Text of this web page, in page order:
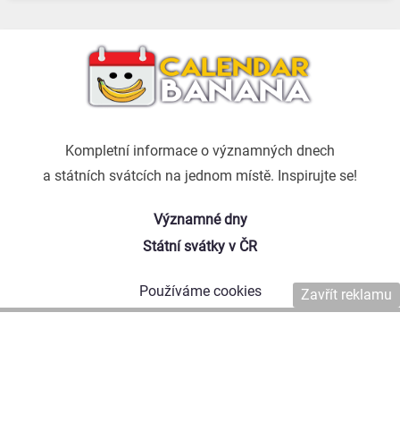
Kompletní informace o významných dnech
a státních svátcích na jednom místě. Inspirujte se!
Významné dny
Státní svátky v ČR
Používáme cookies
Zavřít reklamu